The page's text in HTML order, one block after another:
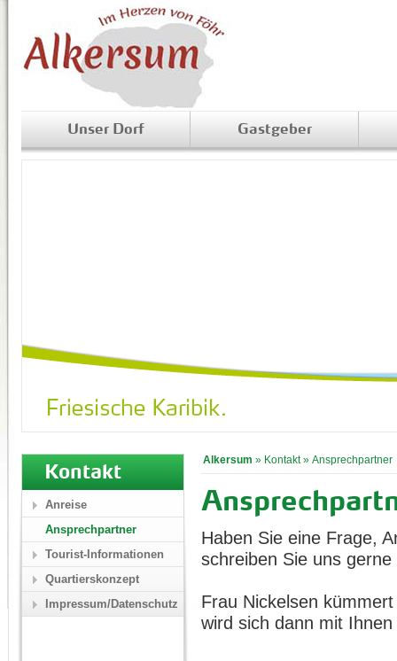
Unser Dorf Gastgeber
Alkersum » Kontakt» Ansprechpartner
Haben Sie eine Frage,
schreiben Sie uns
Frau Nickelsen
wird sich dann mit
Kontakt
Anreise
Ansprechpartner
Tourist-Informationen
Quartierskonzept
Impressum/Datenschutz